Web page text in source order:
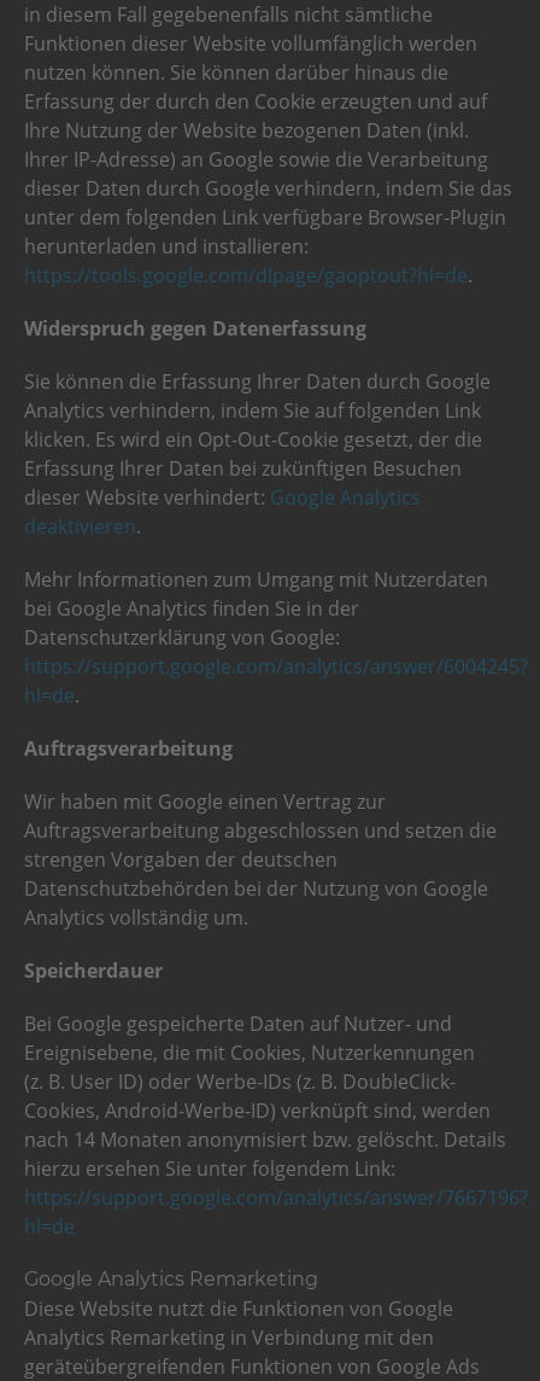
in diesem Fall gegebenenfalls nicht sämtliche
Funktionen dieser Website vollumfänglich werden
nutzen können. Sie können darüber hinaus die
Erfassung der durch den Cookie erzeugten und auf
Ihre Nutzung der Website bezogenen Daten (inkl.
Ihrer IP-Adresse) an Google sowie die Verarbeitung
dieser Daten durch Google verhindern, indem Sie das
unter dem folgenden Link verfügbare Browser-Plugin
herunterladen und installieren:
https://tools.google.com/dlpage/gaoptout?hl=de.
Widerspruch gegen Datenerfassung
Sie können die Erfassung Ihrer Daten durch Google
Analytics verhindern, indem Sie auf folgenden Link
klicken. Es wird ein Opt-Out-Cookie gesetzt, der die
Erfassung Ihrer Daten bei zukünftigen Besuchen
dieser Website verhindert: Google Analytics
deaktivieren.
Mehr Informationen zum Umgang mit Nutzerdaten
bei Google Analytics finden Sie in der
Datenschutzerklärung von Google:
https://support.google.com/analytics/answer/6004245?
hl=de.
Auftragsverarbeitung
Wir haben mit Google einen Vertrag zur
Auftragsverarbeitung abgeschlossen und setzen die
strengen Vorgaben der deutschen
Datenschutzbehörden bei der Nutzung von Google
Analytics vollständig um.
Speicherdauer
Bei Google gespeicherte Daten auf Nutzer- und
Ereignisebene, die mit Cookies, Nutzerkennungen
(z. B. User ID) oder Werbe-IDs (z. B. DoubleClick-
Cookies, Android-Werbe-ID) verknüpft sind, werden
nach 14 Monaten anonymisiert bzw. gelöscht. Details
hierzu ersehen Sie unter folgendem Link:
https://support.google.com/analytics/answer/7667196?
hl=de
Google Analytics Remarketing
Diese Website nutzt die Funktionen von Google
Analytics Remarketing in Verbindung mit den
geräteübergreifenden Funktionen von Google Ads